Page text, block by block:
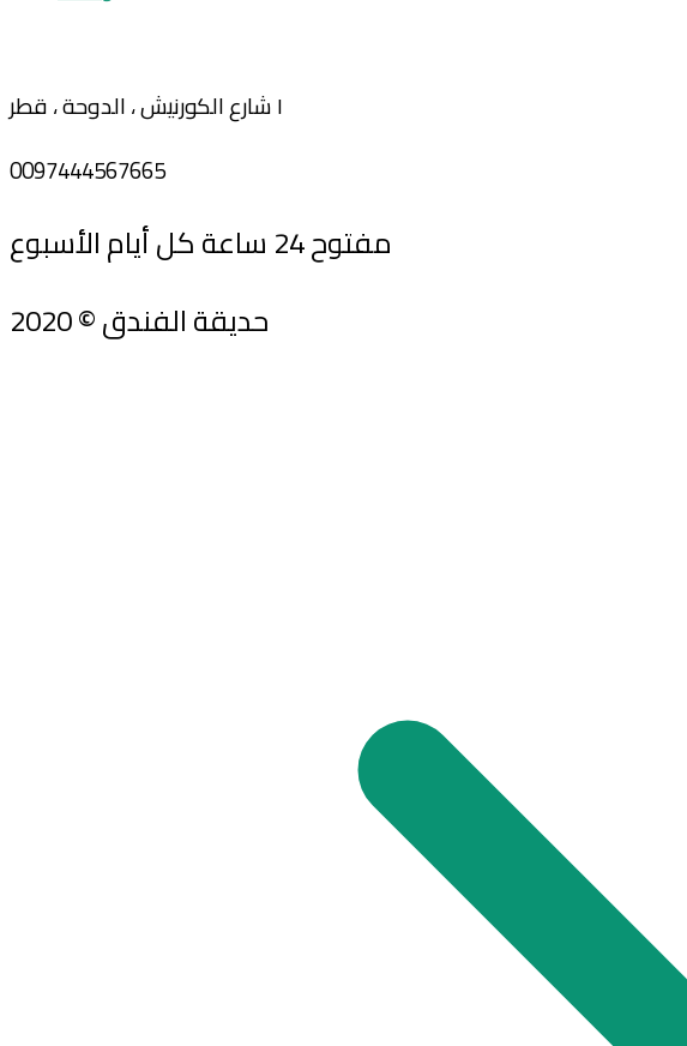
١ شارع الكورنيش ، الدوحة ، قطر
0097444567665
مفتوح 24 ساعة كل أيام الأسبوع
2020 © حديقة الفندق